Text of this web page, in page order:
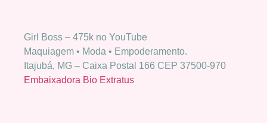
Girl Boss – 475k no YouTube
Maquiagem • Moda • Empoderamento.
Itajubá, MG – Caixa Postal 166 CEP 37500-970
Embaixadora Bio Extratus